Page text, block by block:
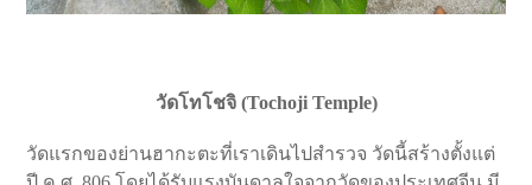
วัดโทโชจิ (Tochoji Temple)
วัดแรกของย่านฮากะตะที่เราเดินไปสำรวจ วัดนี้สร้างตั้งแต่